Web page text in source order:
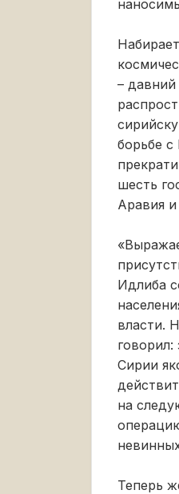
–
борьбе c
шесть
Аравия
Идлиба
власти.
Сирии
на
Теперь